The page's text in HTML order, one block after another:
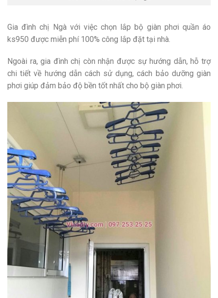
Gia đình chị Ngà với việc chọn lắp bộ giàn phơi quần áo
ks950 được miễn phí 100% công lắp đặt tại nhà.
Ngoài ra, gia đình chị còn nhận được sự hướng dẫn, hỗ trợ
chi tiết về hướng dẫn cách sử dụng, cách bảo dưỡng giàn
phơi giúp đảm bảo độ bền tốt nhất cho bộ giàn phơi.